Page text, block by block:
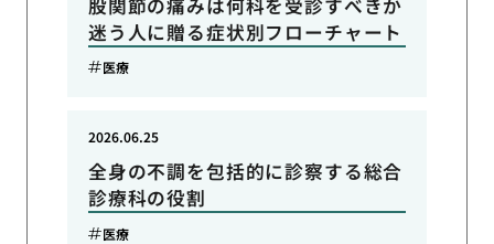
迷う人に贈る症状別フローチャート
医療
全身の不調を包括的に診察する総合
診療科の役割
2026.06.25
医療